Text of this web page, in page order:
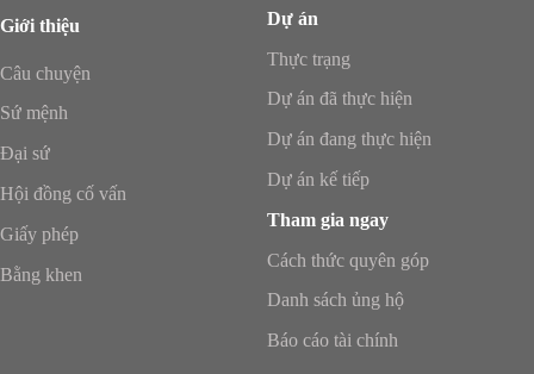
Giới thiệu
Câu chuyện
Sứ mệnh
Đại sứ
Hội đồng cố vấn
Giấy phép
Bằng khen
Dự án
Thực trạng
Dự án đã thực hiện
Dự án đang thực hiện
Dự án kế tiếp
Tham gia ngay
Cách thức quyên góp
Danh sách ủng hộ
Báo cáo tài chính